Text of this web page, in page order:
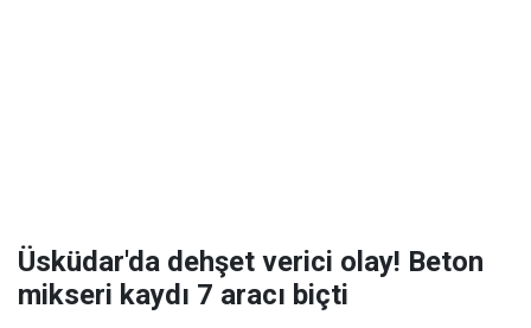
Üsküdar'da dehşet verici olay! Beton
mikseri kaydı 7 aracı biçti